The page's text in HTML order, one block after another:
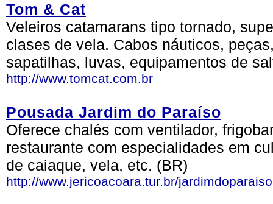
Tom & Cat
Veleiros catamarans tipo tornado,
clases de vela. Cabos náuticos,
sapatilhas, luvas, equipamentos de
http://www.tomcat.com.br
Pousada Jardim do Paraíso
Oferece chalés com ventilador,
restaurante com especialidades em
de caiaque, vela, etc. (BR)
http://www.jericoacoara.tur.br/jardimdoparaiso